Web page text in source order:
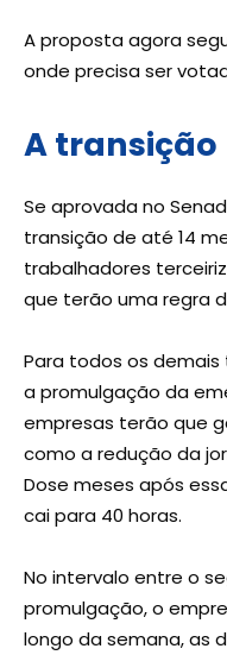
A proposta agora
onde precisa ser
A transição
Se aprovada no
transição de até 14
trabalhadores
que terão uma regra
Para todos os
a promulgação da
empresas terão que
como a redução da
Dose meses após
cai para 40 horas.
No intervalo entre o
promulgação, o
longo da semana, as